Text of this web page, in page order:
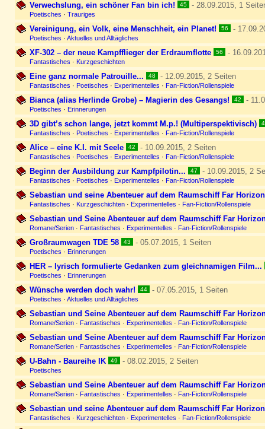
Verwechslung, ein schöner Fan bin ich! 45 - 28.09.2015, 1
Poetisches · Trauriges
Vereinigung, ein Volk, eine Menschheit, ein Planet! 56 -
Poetisches · Aktuelles und Alltägliches
XF-302 – der neue Kampfflieger der Erdraumflotte 56 -
Fantastisches · Kurzgeschichten
Eine ganz normale Patrouille... 48 - 12.09.2015, 2 Seiten
Fantastisches · Poetisches · Experimentelles · Fan-Fiction/Rollenspiele
Bianca (alias Herlinde Grobe) – Magierin des Gesangs! 42 -
Poetisches · Erinnerungen
3D gibt’s schon lange, jetzt kommt M.p.! (Multiperspektivisch)
Fantastisches · Poetisches · Experimentelles · Fan-Fiction/Rollenspiele
Alice – eine K.I. mit Seele 42 - 10.09.2015, 2 Seiten
Fantastisches · Poetisches · Experimentelles · Fan-Fiction/Rollenspiele
Beginn der Ausbildung zur Kampfpilotin... 47 - 10.09.2015, 2
Fantastisches · Poetisches · Experimentelles · Fan-Fiction/Rollenspiele
Sebastian und seine Abenteuer auf dem Raumschiff Far
Fantastisches · Kurzgeschichten · Experimentelles · Fan-Fiction/Rollenspiele
Sebastian und Seine Abenteuer auf dem Raumschiff Far
Romane/Serien · Fantastisches · Experimentelles · Fan-Fiction/Rollenspiele
Großraumwagen TDE 58 43 - 05.07.2015, 1 Seiten
Poetisches · Erinnerungen
HER – lyrisch formulierte Gedanken zum gleichnamigen Film...
Poetisches · Erinnerungen
Wünsche werden doch wahr! 44 - 07.05.2015, 1 Seiten
Poetisches · Aktuelles und Alltägliches
Sebastian und Seine Abenteuer auf dem Raumschiff Far
Romane/Serien · Fantastisches · Experimentelles · Fan-Fiction/Rollenspiele
Sebastian und Seine Abenteuer auf dem Raumschiff Far
Romane/Serien · Fantastisches · Experimentelles · Fan-Fiction/Rollenspiele
U-Bahn - Baureihe IK 49 - 08.02.2015, 2 Seiten
Poetisches
Sebastian und Seine Abenteuer auf dem Raumschiff Far
Romane/Serien · Fantastisches · Experimentelles · Fan-Fiction/Rollenspiele
Sebastian und seine Abenteuer auf dem Raumschiff Far
Fantastisches · Kurzgeschichten · Experimentelles · Fan-Fiction/Rollenspiele